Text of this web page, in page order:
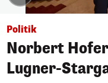
Politik
Norbert
Lugner-